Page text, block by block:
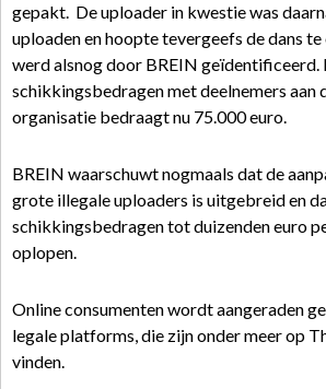
gepakt. De uploader in kwestie was
uploaden en hoopte tevergeefs de dans
werd alsnog door BREIN geïdentificeerd.
schikkingsbedragen met deelnemers aan
organisatie bedraagt nu 75.000 euro.
BREIN waarschuwt nogmaals dat de
grote illegale uploaders is uitgebreid en
schikkingsbedragen tot duizenden euro
oplopen.
Online consumenten wordt aangeraden
legale platforms, die zijn onder meer op
vinden.